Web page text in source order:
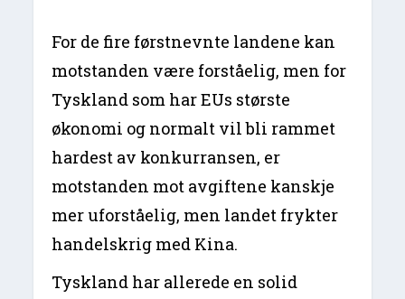
For de fire førstnevnte landene kan
motstanden være forståelig, men for
Tyskland som har EUs største
økonomi og normalt vil bli rammet
hardest av konkurransen, er
motstanden mot avgiftene kanskje
mer uforståelig, men landet frykter
handelskrig med Kina.
Tyskland har allerede en solid